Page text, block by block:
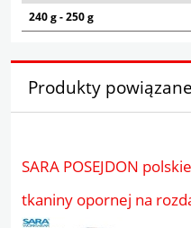
240 g - 250 g
Produkty powiązane
SARA POSEJDON
tkaniny opornej na